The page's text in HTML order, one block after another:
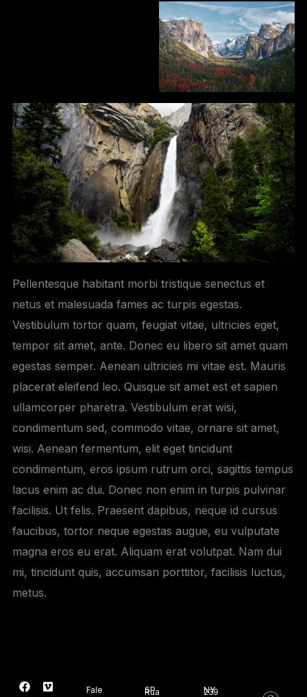
Pellentesque habitant morbi tristique senectus et
netus et malesuada fames ac turpis egestas.
Vestibulum tortor quam, feugiat vitae, ultricies eget,
tempor sit amet, ante. Donec eu libero sit amet quam
egestas semper. Aenean ultricies mi vitae est. Mauris
placerat eleifend leo. Quisque sit amet est et sapien
ullamcorper pharetra. Vestibulum erat wisi,
condimentum sed, commodo vitae, ornare sit amet,
wisi. Aenean fermentum, elit eget tincidunt
condimentum, eros ipsum rutrum orci, sagittis tempus
lacus enim ac dui. Donec non enim in turpis pulvinar
facilisis. Ut felis. Praesent dapibus, neque id cursus
faucibus, tortor neque egestas augue, eu vulputate
magna eros eu erat. Aliquam erat volutpat. Nam dui
mi, tincidunt quis, accumsan porttitor, facilisis luctus,
metus.
Fale SP
Rua NY
239